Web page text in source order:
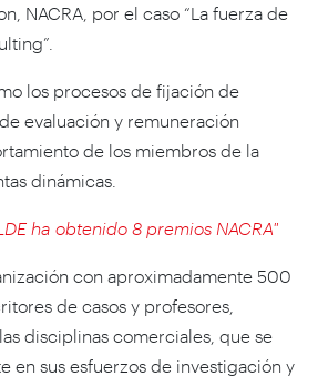
NACRA, por el caso “La fuerza de
los procesos de fijación de
evaluación y remuneración
de los miembros de la
dinámicas.
ha obtenido 8 premios NACRA"
con aproximadamente 500
de casos y profesores,
disciplinas comerciales, que se
en sus esfuerzos de investigación y